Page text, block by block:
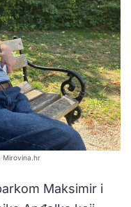
Mirovina.hr
Maksimir i